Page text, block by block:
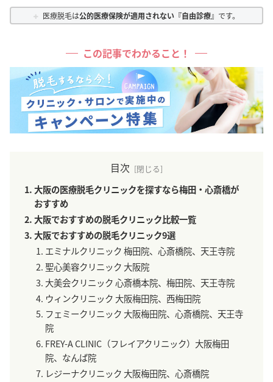
医療脱毛は公的医療保険が適用されない『自由診療』 です。
この記事でわかること！
目次
大阪の医療脱毛クリニックを探すなら梅田・心斎橋が
おすすめ
大阪でおすすめの脱毛クリニック比較一覧
大阪でおすすめの脱毛クリニック9選
エミナルクリニック 梅田院、心斎橋院、天王寺院
聖心美容クリニック 大阪院
大美会クリニック 心斎橋本院、梅田院、天王寺院
ウィンクリニック 大阪梅田院、西梅田院
フェミークリニック 大阪梅田院、心斎橋院、天王寺
院
FREY-A CLINIC（フレイアクリニック）大阪梅田
院、なんば院
レジーナクリニック 大阪梅田院、心斎橋院